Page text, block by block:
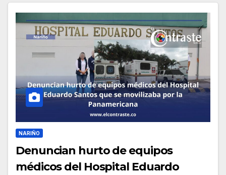
NARIÑO
Denuncian hurto de equipos
médicos del Hospital Eduardo